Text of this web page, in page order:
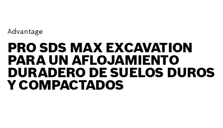
Advantage
PRO SDS MAX EXCAVATION
PARA UN AFLOJAMIENTO
DURADERO DE SUELOS DUROS
Y COMPACTADOS